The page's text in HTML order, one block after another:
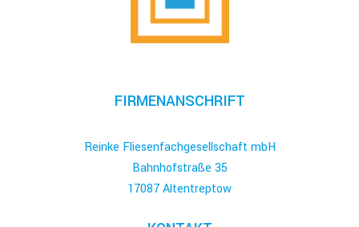
FIRMENANSCHRIFT
Reinke Fliesenfachgesellschaft mbH
Bahnhofstraße 35
17087 Altentreptow